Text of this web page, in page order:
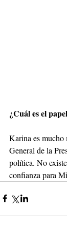
¿Cuál es el
Karina es mucho
General de la
política. No
confianza para